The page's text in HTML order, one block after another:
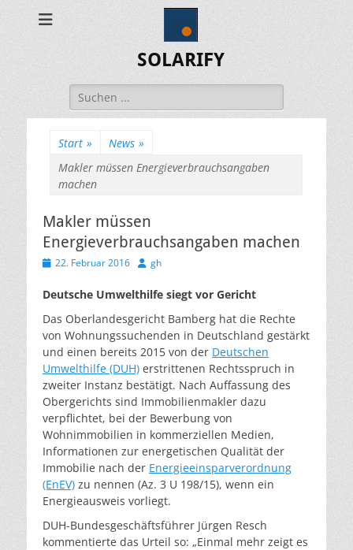
SOLARIFY
Suchen
nach:
Start » News »
Makler müssen Energieverbrauchsangaben
machen
Makler müssen
Energieverbrauchsangaben machen
Veröffentlicht
22. Februar 2016 Autor
gh
Deutsche Umwelthilfe siegt vor Gericht
Das Oberlandesgericht Bamberg hat die Rechte
von Wohnungssuchenden in Deutschland gestärkt
und einen bereits 2015 von der Deutschen
Umwelthilfe (DUH) erstrittenen Rechtsspruch in
zweiter Instanz bestätigt. Nach Auffassung des
Obergerichts sind Immobilienmakler dazu
verpflichtet, bei der Bewerbung von
Wohnimmobilien in kommerziellen Medien,
Informationen zur energetischen Qualität der
Immobilie nach der Energieeinsparverordnung
(EnEV) zu nennen (Az. 3 U 198/15), wenn ein
Energieausweis vorliegt.
DUH-Bundesgeschäftsführer Jürgen Resch
kommentierte das Urteil so: „Einmal mehr zeigt es